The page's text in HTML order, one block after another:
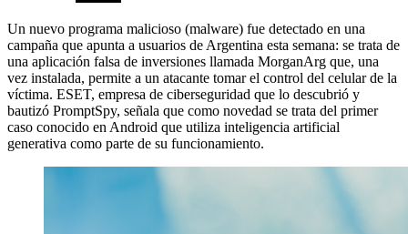
Un nuevo programa malicioso (malware) fue detectado en una
campaña que apunta a usuarios de Argentina esta semana: se trata de
una aplicación falsa de inversiones llamada MorganArg que, una
vez instalada, permite a un atacante tomar el control del celular de la
víctima. ESET, empresa de ciberseguridad que lo descubrió y
bautizó PromptSpy, señala que como novedad se trata del primer
caso conocido en Android que utiliza inteligencia artificial
generativa como parte de su funcionamiento.